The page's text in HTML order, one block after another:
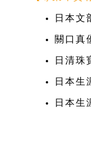
日本文
關口真
日清珠
日本生
日本生